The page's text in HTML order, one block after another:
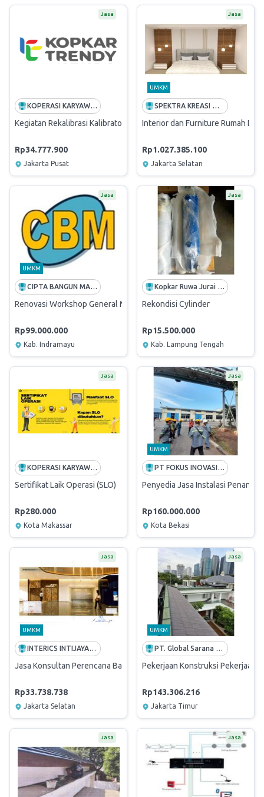
Jasa
KOPERASI KARYAWAN PT TELEKOMUNIKASI INDONESIA
Kegiatan Rekalibrasi Kalibrator Alat Perbaikan LK-016-IDN (Lokasi
Rp34.777.900
Jakarta Pusat
Jasa
UMKM
SPEKTRA KREASI WIJATRA
Interior dan Furniture Rumah
Rp1.027.385.100
Jakarta Selatan
Jasa
UMKM
CIPTA BANGUN MANDIRI
Renovasi Workshop General Maintenance
Rp99.000.000
Kab. Indramayu
Jasa
Kopkar Ruwa Jurai PTPN VII KU Bekri
Rekondisi Cylinder
Rp15.500.000
Kab. Lampung Tengah
Jasa
KOPERASI KARYAWAN ELEKTRIKA PT PLN
Sertifikat Laik Operasi (SLO)
Rp280.000
Kota Makassar
Jasa
UMKM
PT FOKUS INOVASI ENGINEERING
Penyedia Jasa Instalasi
Rp160.000.000
Kota Bekasi
Jasa
UMKM
INTERICS INTIJAYA ASIA
Jasa Konsultan Perencana Basic Design Renovasi Interior Lobby
Rp33.738.738
Jakarta Selatan
Jasa
UMKM
PT. Global Sarana Reksatama
Pekerjaan Konstruksi Pekerjaan
Rp143.306.216
Jakarta Timur
Jasa Jasa